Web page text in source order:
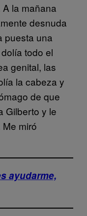
la mañana
desnuda
puesta una
todo el
genital, las
la cabeza y
de que
Gilberto y le
miró
ayudarme,